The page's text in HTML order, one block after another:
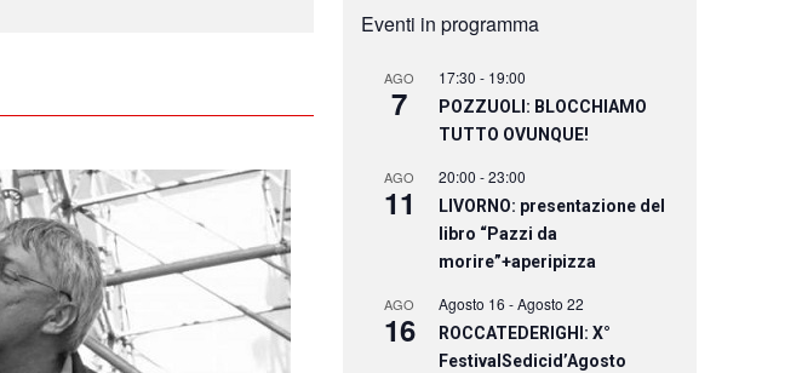
Eventi in programma
AGO
7
17:30 - 19:00
POZZUOLI: BLOCCHIAMO
TUTTO OVUNQUE!
AGO
11
20:00 -23:00
LIVORNO: presentazione del
libro “Pazzi da
morire”+aperipizza
AGO
16
Agosto 16 -Agosto 22
ROCCATEDERIGHI: X°
FestivalSedicid’Agosto